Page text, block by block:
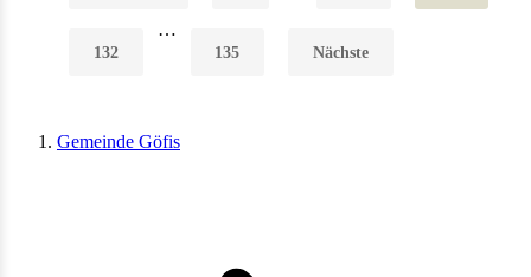
132
…
135 Nächste
Gemeinde Göfis